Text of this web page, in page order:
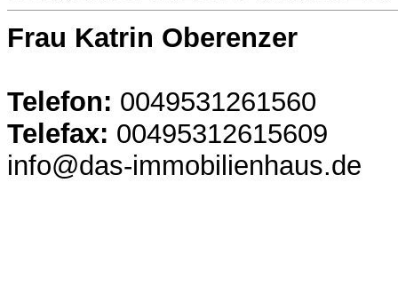
Frau Katrin Oberenzer
Telefon: 0049531261560
Telefax: 00495312615609
info@das-immobilienhaus.de